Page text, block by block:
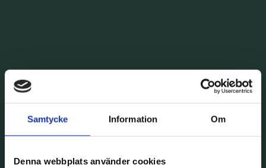
Samtycke Information Om
Denna webbplats använder cookies